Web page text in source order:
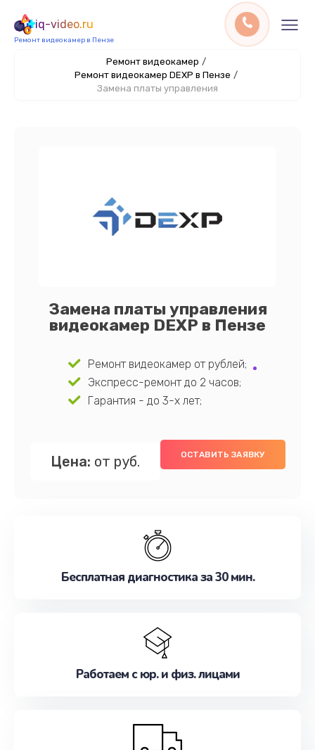
iq-video.ru
Ремонт видеокамер в Пензе
Ремонт видеокамер /
Ремонт видеокамер DEXP в Пензе /
Замена платы управления
Замена платы управления
видеокамер DEXP в Пензе
Ремонт видеокамер от рублей;
Экспресс-ремонт до 2 часов;
Гарантия - до 3-х лет;
Цена: от руб. ОСТАВИТЬ ЗАЯВКУ
Бесплатная диагностика за 30 мин.
Работаем с юр. и физ. лицами